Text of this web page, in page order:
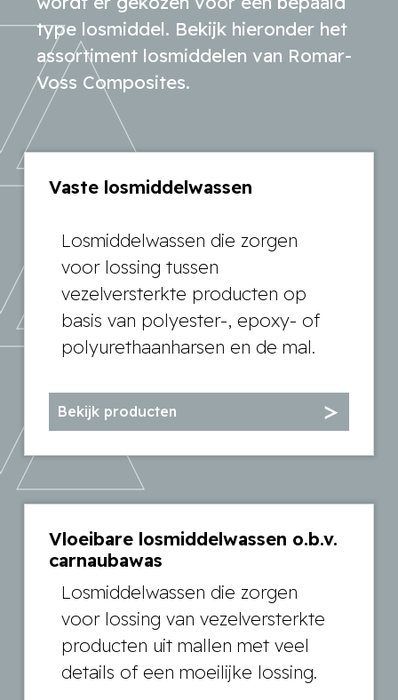
type losmiddel. Bekijk hieronder het
assortiment losmiddelen van Romar-
Voss Composites.
Vaste losmiddelwassen
Losmiddelwassen die zorgen
voor lossing tussen
vezelversterkte producten op
basis van polyester-, epoxy- of
polyurethaanharsen en de mal.
Bekijk producten
Vloeibare losmiddelwassen o.b.v.
carnaubawas
Losmiddelwassen die zorgen
voor lossing van vezelversterkte
producten uit mallen met veel
details of een moeilijke lossing.